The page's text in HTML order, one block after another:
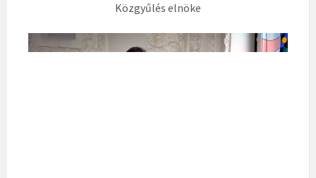
Közgyűlés elnöke